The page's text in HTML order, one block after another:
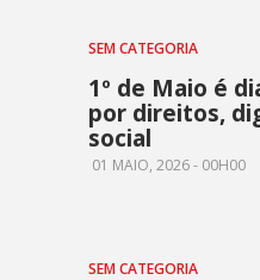
SEM CATEGORIA
1º de Maio é
por direitos,
social
01 MAIO, 2026 - 00H00
SEM CATEGORIA